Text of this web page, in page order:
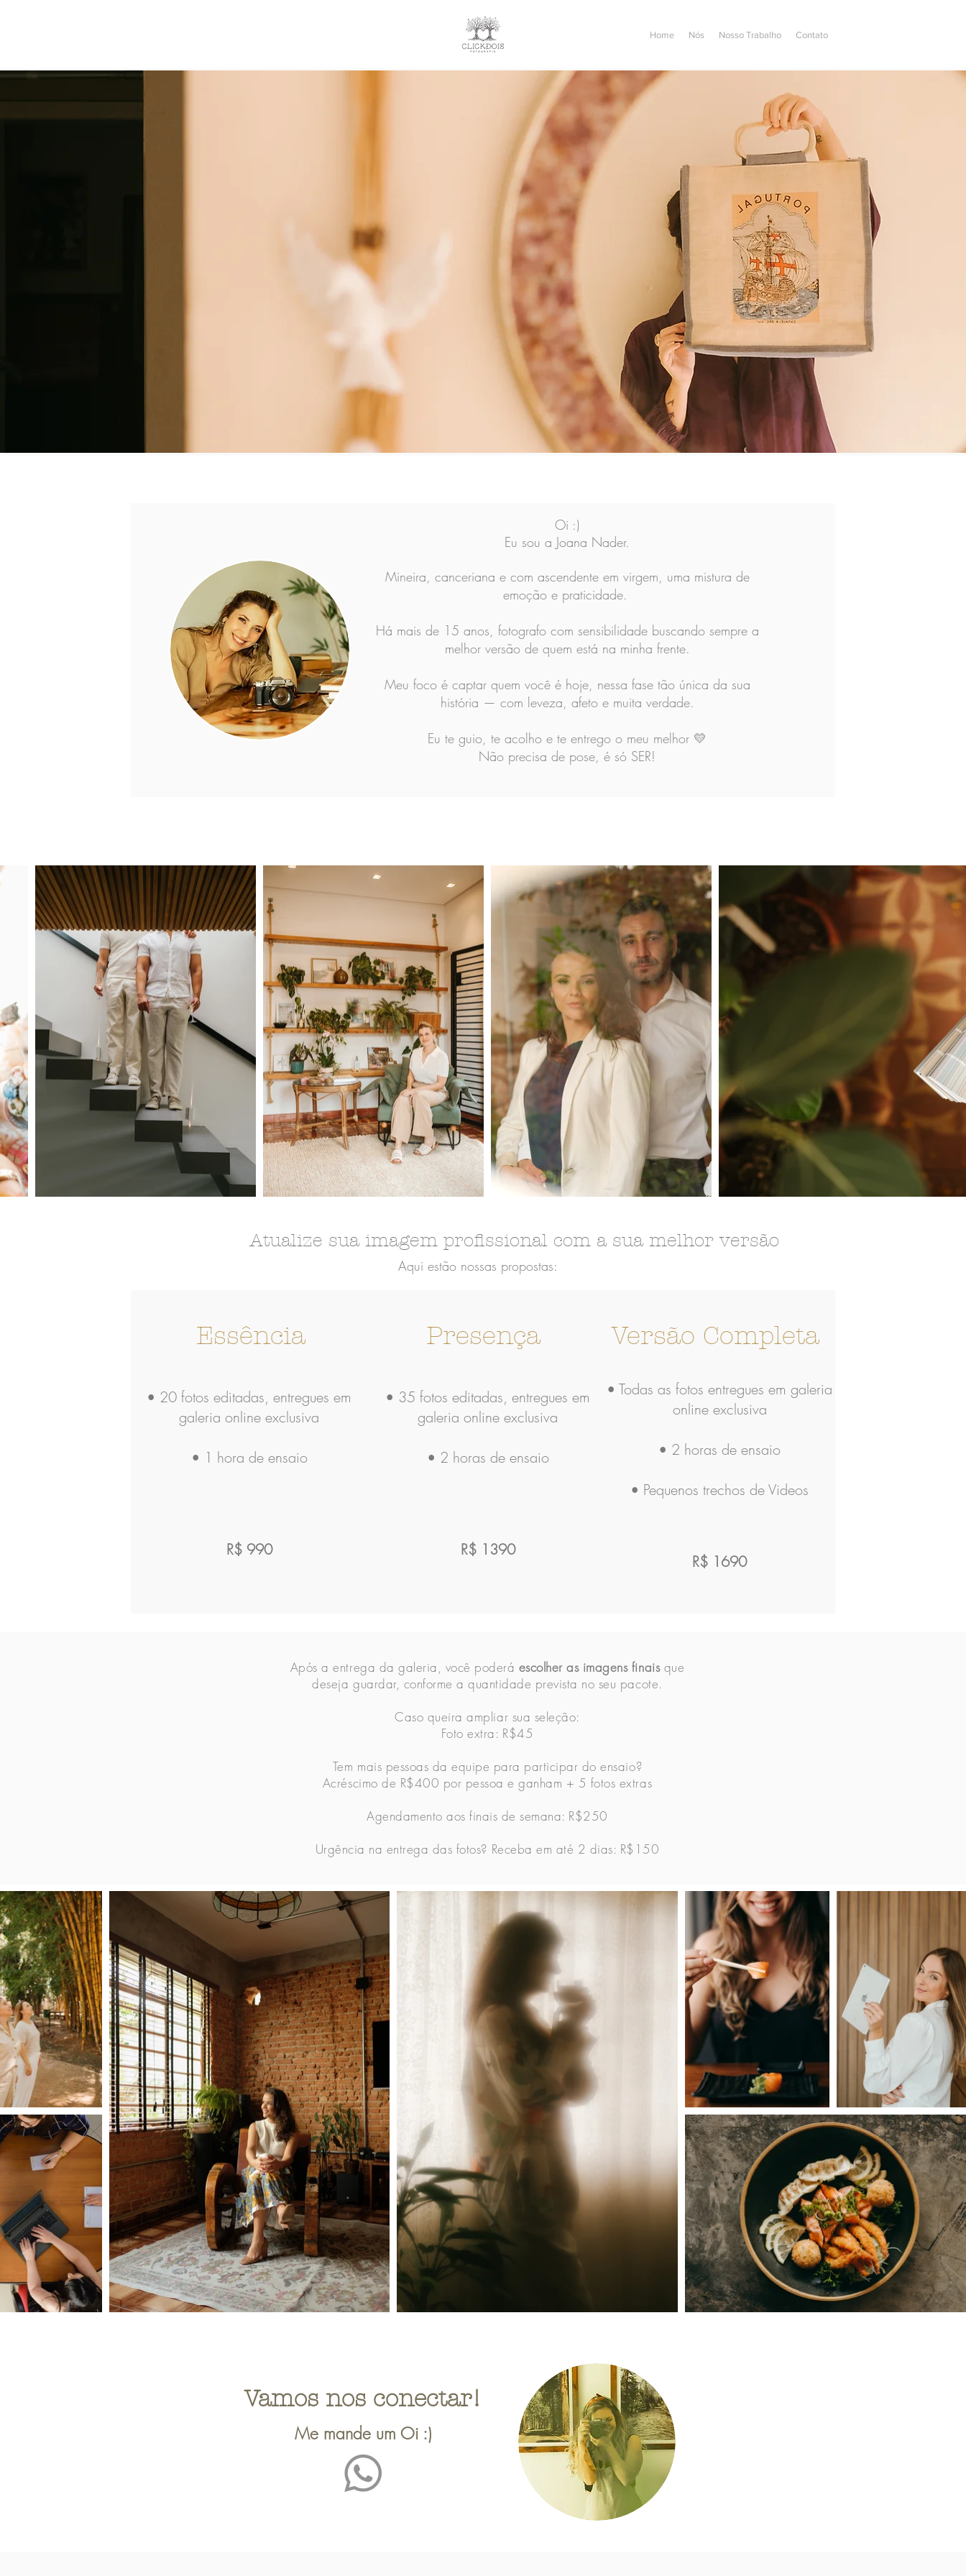
Home Nós Nosso Trabalho Contato
Oi :)
Eu sou a Joana Nader.
Mineira, canceriana e com ascendente em virgem, uma mistura de
emoção e praticidade.
Há mais de 15 anos, fotografo com sensibilidade buscando sempre a
melhor versão de quem está na minha frente.
Meu foco é captar quem você é hoje, nessa fase tão única da sua
história — com leveza, afeto e muita verdade.
Eu te guio, te acolho e te entrego o meu melhor 💛
Não precisa de pose, é só SER!
Atualize sua imagem profissional com a sua melhor versão
Aqui estão nossas propostas:
Essência
• 20 fotos editadas, entregues em
galeria online exclusiva
• 1 hora de ensaio
R$ 990
Presença
• 35 fotos editadas, entregues em
galeria online exclusiva
• 2 horas de ensaio
R$ 1390
Versão Completa
• Todas as fotos entregues em galeria
online exclusiva
• 2 horas de ensaio
• Pequenos trechos de Videos
R$ 1690
Após a entrega da galeria, você poderá escolher as imagens finaisque
deseja guardar, conforme a quantidade prevista no seu pacote.
Caso queira ampliar sua seleção:
Foto extra: R$45
Tem mais pessoas da equipe para participar do ensaio?
Acréscimo de R$400 por pessoa e ganham + 5 fotos extras
Agendamento aos finais de semana: R$250
Urgência na entrega das fotos? Receba em até 2 dias: R$150
Vamos nos conectar!
Me mande um Oi :)